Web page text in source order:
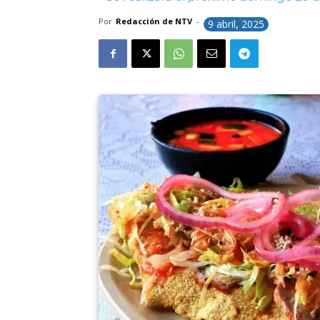
Por Redacción de NTV - 9 abril, 2025